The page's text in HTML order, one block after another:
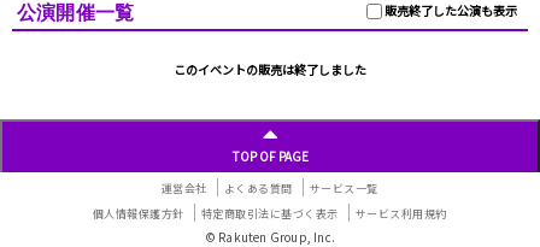
販売終了した公演も表示
公演開催一覧
このイベントの販売は終了しました
TOP OF PAGE
運営会社 よくある質問
サービス一覧
個人情報保護方針
特定商取引法に基づく表示 サービス利用規約
© Rakuten Group, Inc.